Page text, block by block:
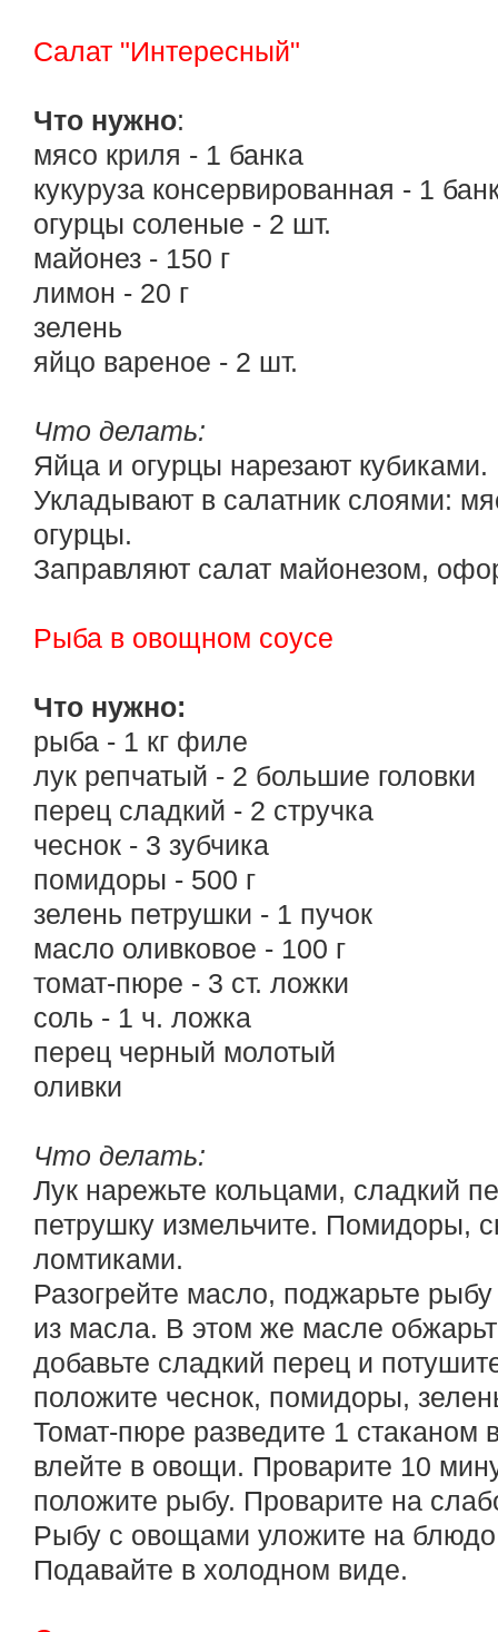
Салат "Интересный"
Что нужно:
мясо криля - 1 банка
кукуруза консервированная - 1
огурцы соленые - 2 шт.
майонез - 150 г
лимон - 20 г
зелень
яйцо вареное - 2 шт.
Что делать:
Яйца и огурцы нарезают кубиками.
Укладывают в салатник слоями:
огурцы.
Заправляют салат майонезом,
Рыба в овощном соусе
Что нужно:
рыба - 1 кг филе
лук репчатый - 2 большие головки
перец сладкий - 2 стручка
чеснок - 3 зубчика
помидоры - 500 г
зелень петрушки - 1 пучок
масло оливковое - 100 г
томат-пюре - 3 ст. ложки
соль - 1 ч. ложка
перец черный молотый
оливки
Что делать:
Лук нарежьте кольцами, сладкий
петрушку измельчите. Помидоры,
ломтиками.
Разогрейте масло, поджарьте
из масла. В этом же масле
добавьте сладкий перец и
положите чеснок, помидоры,
Томат-пюре разведите 1 стаканом
влейте в овощи. Проварите 10
положите рыбу. Проварите на
Рыбу с овощами уложите на
Подавайте в холодном виде.